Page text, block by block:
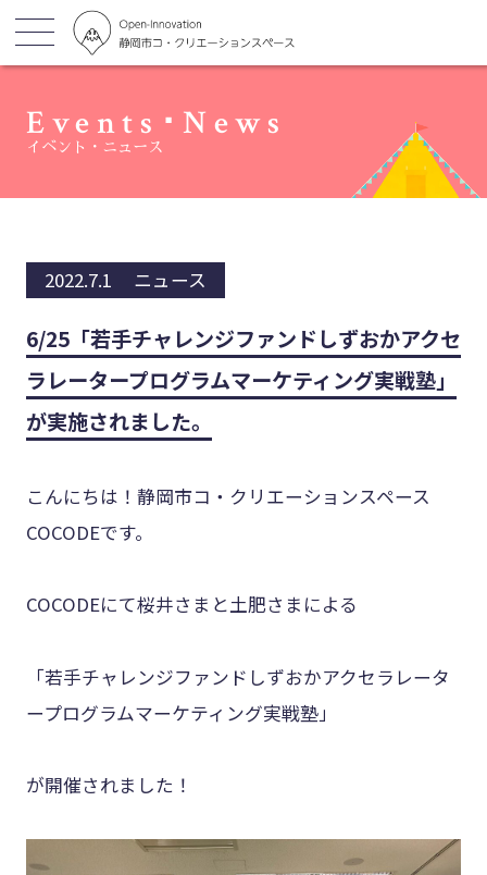
Events･News
イベント・ニュース
2022.7.1 ニュース
6/25「若手チャレンジファンドしずおかアクセ
ラレータープログラムマーケティング実戦塾」
が実施されました。
こんにちは！静岡市コ・クリエーションスペース
COCODEです。
COCODEにて桜井さまと土肥さまによる
「若手チャレンジファンドしずおかアクセラレータ
ープログラムマーケティング実戦塾」
が開催されました！